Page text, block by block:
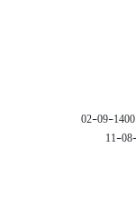
1400-09-02